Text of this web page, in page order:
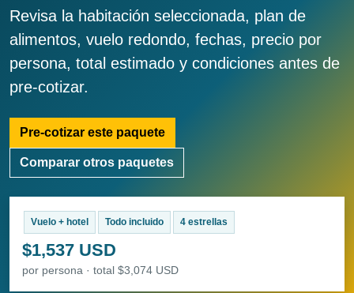
Revisa la habitación seleccionada, plan de
alimentos, vuelo redondo, fechas, precio por
persona, total estimado y condiciones antes de
pre-cotizar.
Pre-cotizar este paquete
Comparar otros paquetes
Vuelo + hotel Todo incluido 4 estrellas
$1,537 USD
por persona · total $3,074 USD